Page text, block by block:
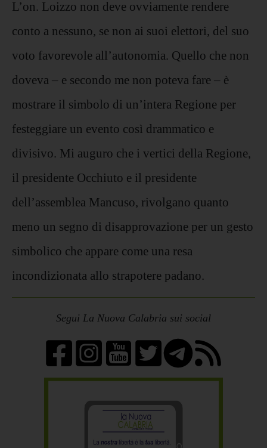
L’on. Loizzo non deve ovviamente rendere
conto a nessuno, se non ai suoi elettori, del suo
voto favorevole all’autonomia. Quello che non
doveva – e secondo me non poteva fare – è
mostrare il simbolo di un’intera Regione per
festeggiare un evento così drammatico e
divisivo. Mi auguro che i vertici della Regione,
il presidente Occhiuto e il presidente
dell’assemblea Mancuso, rivolgano quanto
meno un segno di disapprovazione per un gesto
simbolico che appare come una resa
incondizionata allo strapotere padano.
Segui La Nuova Calabria sui social